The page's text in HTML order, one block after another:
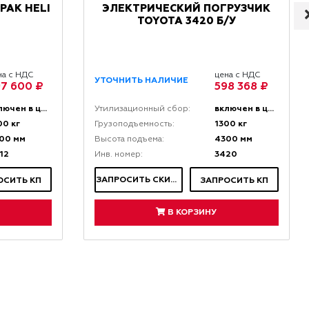
HELI
с НДС
600 ₽
включен в цену
кг
мм
КП
ЭЛЕКТРИЧЕСКИЙ ПОГРУЗЧИК
TOYOTA 3420 Б/У
УТОЧНИТЬ НАЛИЧИЕ
цена с НДС
598 368 ₽
Утилизационный сбор: включен в цену
Грузоподъемность: 1300 кг
Высота подъема: 4300 мм
Инв. номер: 3420
ЗАПРОСИТЬ СКИДКУ ЗАПРОСИТЬ КП
В КОРЗИНУ